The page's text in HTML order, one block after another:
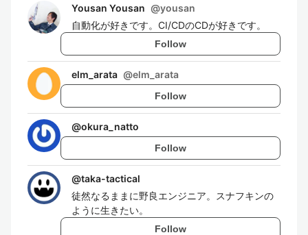
Yousan Yousan @yousan
自動化が好きです。CI/CDのCDが好きです。
Follow
elm_arata @elm_arata
Follow
@okura_natto
Follow
@taka-tactical
徒然なるままに野良エンジニア。スナフキンの
ように生きたい。
Follow